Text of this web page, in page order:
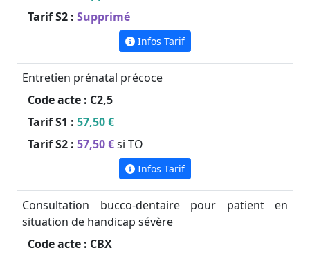
Tarif S2 : Supprimé
Infos Tarif
Entretien prénatal précoce
Code acte : C2,5
Tarif S1 : 57,50 €
Tarif S2 : 57,50 €si TO
Infos Tarif
Consultation bucco-dentaire pour patient en
situation de handicap sévère
Code acte : CBX